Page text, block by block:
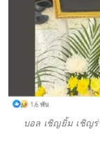
บอล เชิญยิ้ม เชิญ